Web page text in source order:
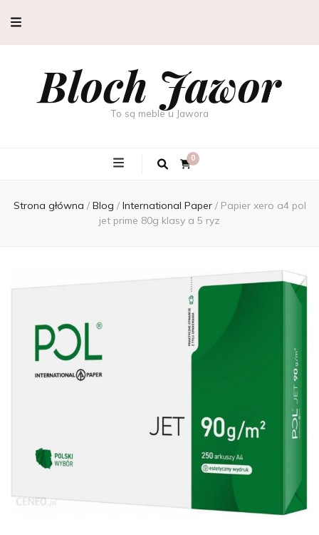
Bloch Jawor
To są meble u Jawora
0
Strona główna / Blog / International Paper / Papier xero a4 pol
jet prime 80g klasy a 5 ryz